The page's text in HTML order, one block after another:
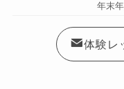
年末
体験レ